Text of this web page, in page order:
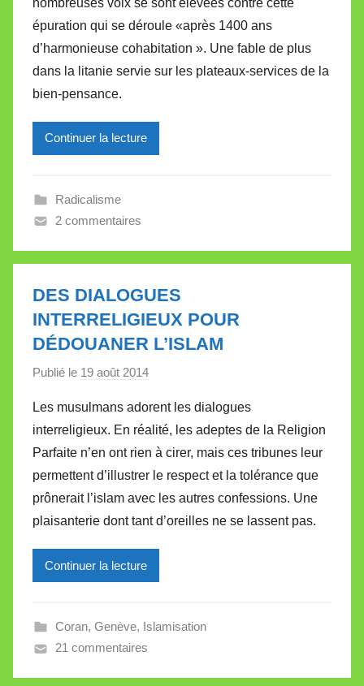
M
i
r
e
e
e
t
e
épuration qui se déroule «après 1400 ans
d’harmonieuse cohabitation ». Une fable de plus
dans la litanie servie sur les plateaux-services de la
bien-pensance.
Continuer la lecture
Radicalisme
2 commentaires
DES DIALOGUES
INTERRELIGIEUX POUR
DÉDOUANER L’ISLAM
Publié le 19 août 2014
r
M
i
r
e
i
e
a
Les musulmans adorent les dialogues
interreligieux. En réalité, les adeptes de la Religion
Parfaite n’en ont rien à cirer, mais ces tribunes leur
permettent d’illustrer le respect et la tolérance que
prônerait l’islam avec les autres confessions. Une
plaisanterie dont tant d’oreilles ne se lassent pas.
Continuer la lecture
Coran, Genève, Islamisation
21 commentaires